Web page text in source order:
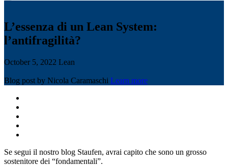
L’essenza di un Lean System:
l’antifragilità?
October 5, 2022 Lean
Blog post by Nicola Caramaschi Learn more
Se segui il nostro blog Staufen, avrai capito che sono un grosso
sostenitore dei “fondamentali”.